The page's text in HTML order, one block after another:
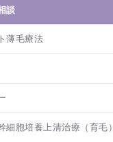
談
薄毛療法
細胞培養上清治療（育毛）